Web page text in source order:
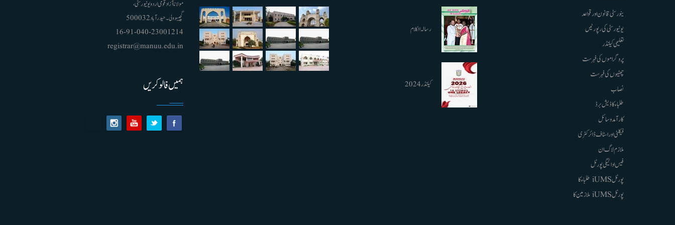
ینورسٹی قانون اور قواعد
یونیورسٹی کی رپورٹیں
تعلیمی کیلنڈر
پروگراموں کی فہرست
چھٹیوں کی فہرست
نصاب
طلباء کا ڈیش برڈ
کارآمد وسائل
فیکلٹی اور اسٹاف ڈائرکٹری
ملازم لاگ ان
فیس ادائیگی پورٹل
پورٹل iUMS طلباء کا
پورٹل iUMS ملازمین کا
رسالہ الکلام
کیلنڈر 2024
مولانا آزاد قومی اردو یونیورسٹی ،
گچیبوولی۔ حیدرآباد 500032
91-040-23001214 - 16
registrar@manuu.edu.in
ہمیں فالو کریں